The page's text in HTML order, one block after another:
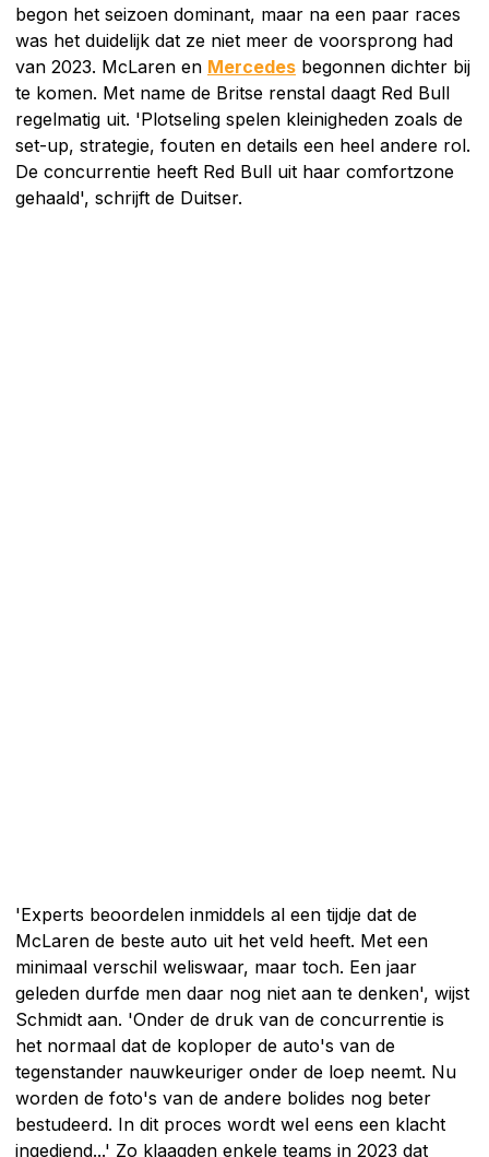
begon het seizoen dominant, maar na een paar races
was het duidelijk dat ze niet meer de voorsprong had
van 2023. McLaren en Mercedes begonnen dichter bij
te komen. Met name de Britse renstal daagt Red Bull
regelmatig uit. 'Plotseling spelen kleinigheden zoals de
set-up, strategie, fouten en details een heel andere rol.
De concurrentie heeft Red Bull uit haar comfortzone
gehaald', schrijft de Duitser.
'Experts beoordelen inmiddels al een tijdje dat de
McLaren de beste auto uit het veld heeft. Met een
minimaal verschil weliswaar, maar toch. Een jaar
geleden durfde men daar nog niet aan te denken', wijst
Schmidt aan. 'Onder de druk van de concurrentie is
het normaal dat de koploper de auto's van de
tegenstander nauwkeuriger onder de loep neemt. Nu
worden de foto's van de andere bolides nog beter
bestudeerd. In dit proces wordt wel eens een klacht
ingediend...' Zo klaagden enkele teams in 2023 dat